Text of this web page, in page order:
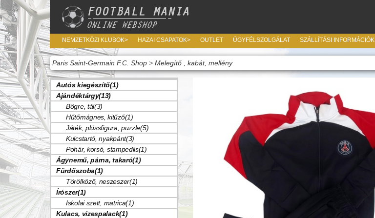
NEMZETKÖZI KLUBOK> HAZAI CSAPATOK> OUTLET ÜGYFÉLSZOLGÁLAT SZÁLLÍTÁSI INFORMÁCIÓK
Paris Saint-Germain F.C. Shop > Melegítő , kabát, mellény
Autós kiegészítő(1)
Ajándéktárgy(13)
Bögre, tál(3)
Hűtőmágnes, kitűző(1)
Játék, plüssfigura, puzzle(5)
Kulcstartó, nyakpánt(3)
Pohár, korsó, stampedlis(1)
Ágynemű, párna, takaró(1)
Fürdőszoba(1)
Törölköző, neszeszer(1)
Írószer(1)
Iskolai szett, matrica(1)
Kulacs, vizespalack(1)